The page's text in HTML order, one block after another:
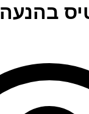
בהנעה